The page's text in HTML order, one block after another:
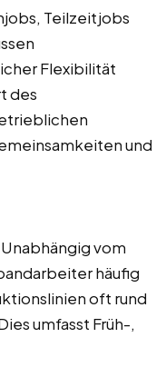
Teilzeitjobs
Flexibilität
des
und
Unabhängig vom
häufig
oft rund
umfasst Früh-,